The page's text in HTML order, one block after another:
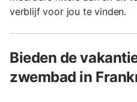
verblijf voor jou te vinden.
Bieden de
zwembad in